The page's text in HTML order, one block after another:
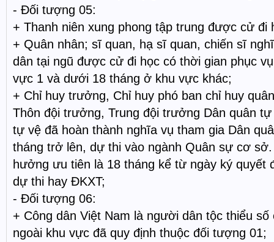
- Đối tượng 05:
+ Thanh niên xung phong tập trung được cử đi
+ Quân nhân; sĩ quan, hạ sĩ quan, chiến sĩ
dân tại ngũ được cử đi học có thời gian phục
vực 1 và dưới 18 tháng ở khu vực khác;
+ Chỉ huy trưởng, Chỉ huy phó ban chỉ huy
Thôn đội trưởng, Trung đội trưởng Dân quân
tự vệ đã hoàn thành nghĩa vụ tham gia Dân
tháng trở lên, dự thi vào ngành Quân sự cơ
hưởng ưu tiên là 18 tháng kể từ ngày ký quyết
dự thi hay ĐKXT;
- Đối tượng 06:
+ Công dân Việt Nam là người dân tộc thiểu
ngoài khu vực đã quy định thuộc đối tượng 01;